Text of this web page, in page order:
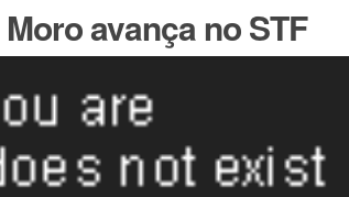
avança no STF